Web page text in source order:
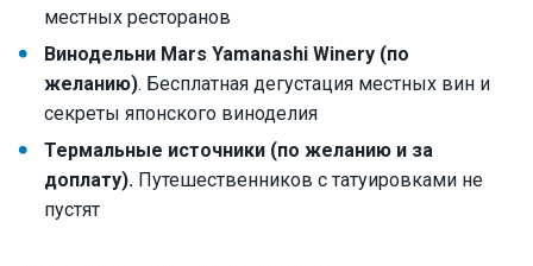
местных ресторанов
Винодельни Mars Yamanashi Winery (по
желанию). Бесплатная дегустация местных вин и
секреты японского виноделия
Термальные источники (по желанию и за
доплату). Путешественников с татуировками не
пустят